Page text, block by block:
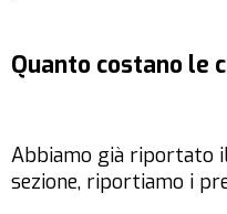
Quanto costano le
Abbiamo già riportato
sezione, riportiamo i